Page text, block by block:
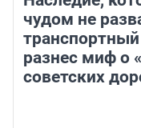
чудом не
разнес миф о
советских